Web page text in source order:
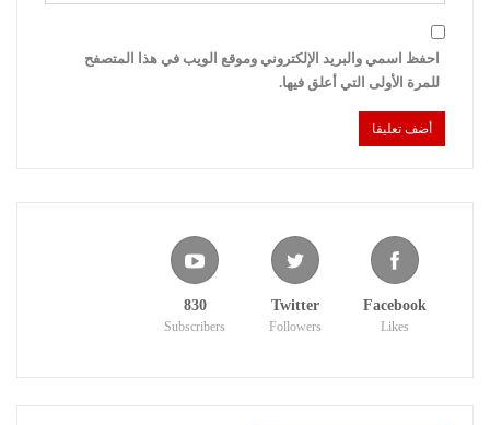
احفظ اسمي والبريد الإلكتروني وموقع الويب في هذا المتصفح
للمرة الأولى التي أعلق فيها.
Facebook
Likes
Twitter
Followers
830
Subscribers